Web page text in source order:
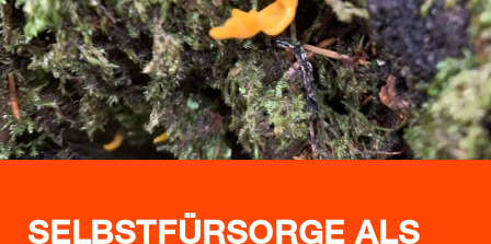
SELBSTFÜRSORGE ALS